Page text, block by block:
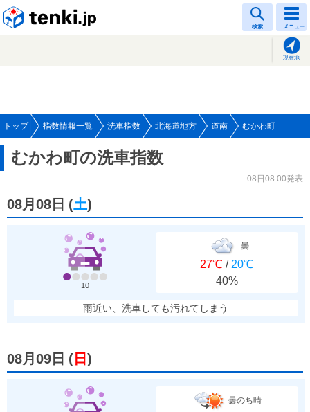
検索 メニュー
現在地
トップ 指数情報一覧 洗車指数 北海道地方 道南 むかわ町
むかわ町の洗車指数
08日08:00発表
08月08日 (土)
10
曇
27℃ / 20℃
40%
雨近い、洗車しても汚れてしまう
08月09日 ( 日 )
曇のち晴